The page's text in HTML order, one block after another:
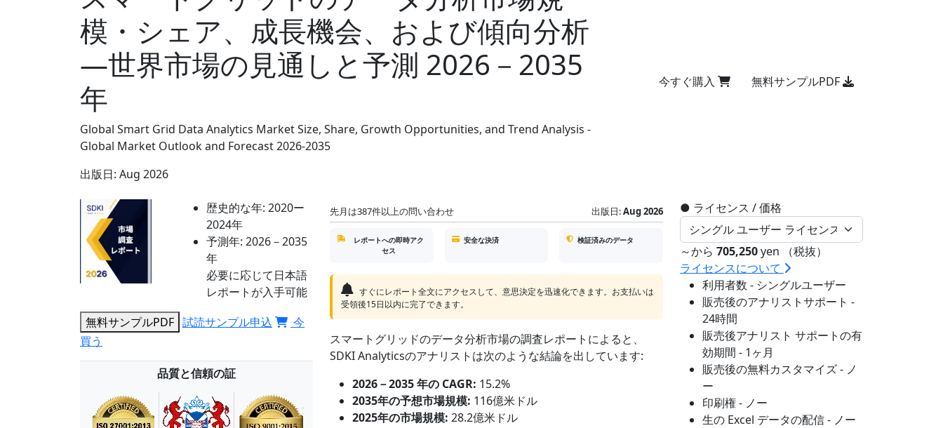
模・シェア、成長機会、および傾向分析
―世界市場の見通しと予測 2026－2035
年
Global Smart Grid Data Analytics Market Size, Share, Growth Opportunities, and Trend Analysis -
Global Market Outlook and Forecast 2026-2035
出版日: Aug 2026
今すぐ購入 無料サンプルPDF
歴史的な年: 2020ー
2024年
予測年: 2026－2035
年
必要に応じて日本語
レポートが入手可能
無料サンプルPDF 試読サンプル申込
今
買う
品質と信頼の証
先月は387件以上の問い合わせ 出版日:Aug 2026
レポートへの即時アク
セス
安全な決済 検証済みのデータ
すぐにレポート全文にアクセスして、意思決定を迅速化できます。お支払いは
受領後15日以内に完了できます。
スマートグリッドのデータ分析市場の調査レポートによると、
SDKI Analyticsのアナリストは次のような結論を出しています:
2026－2035 年の CAGR: 15.2%
2035年の予想市場規模: 116億米ドル
2025年の市場規模: 28.2億米ドル
● ライセンス / 価格
～から 705,250yen （税抜）
ライセンスについて
利用者数 - シングルユーザー
販売後のアナリストサポート -
24時間
販売後アナリスト サポートの有
効期間 - 1ヶ月
販売後の無料カスタマイズ - ノ
ー
印刷権 - ノー
生の Excel データの配信 - ノー